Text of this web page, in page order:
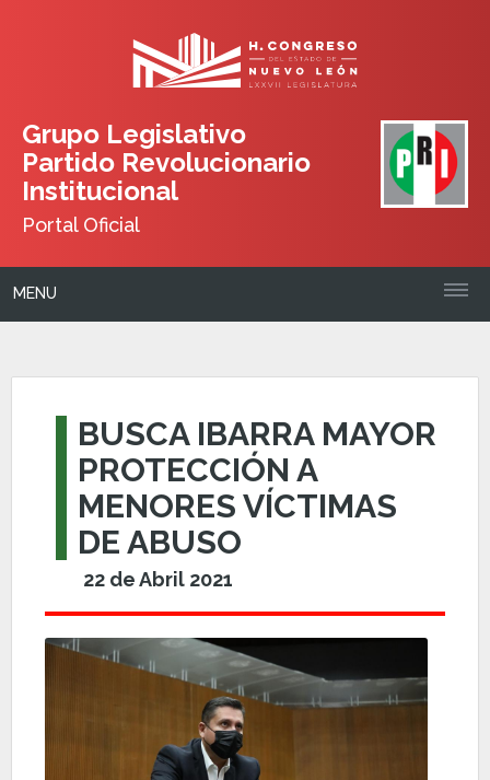
Grupo Legislativo
Partido Revolucionario
Institucional
Portal Oficial
MENU
BUSCA IBARRA MAYOR
PROTECCIÓN A
MENORES VÍCTIMAS
DE ABUSO
22 de Abril 2021